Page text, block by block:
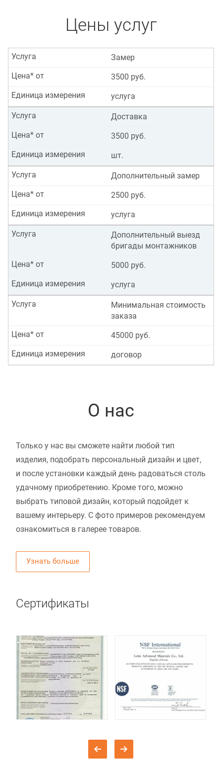
Цены услуг
Замер
Услуга
3500 руб.
Цена* от
услуга
Единица измерения
Доставка
Услуга
3500 руб.
Цена* от
шт.
Единица измерения
Дополнительный замер
Услуга
2500 руб.
Цена* от
услуга
Единица измерения
Дополнительный выезд
бригады монтажников
Услуга
5000 руб.
Цена* от
услуга
Единица измерения
Минимальная стоимость
заказа
Услуга
45000 руб.
Цена* от
договор
Единица измерения
О нас
Только у нас вы сможете найти любой тип
изделия, подобрать персональный дизайн и цвет,
и после установки каждый день радоваться столь
удачному приобретению. Кроме того, можно
выбрать типовой дизайн, который подойдет к
вашему интерьеру. С фото примеров рекомендуем
ознакомиться в галерее товаров.
Узнать больше
Сертификаты